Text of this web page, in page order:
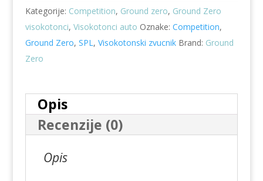
Kategorije: Competition, Ground zero, Ground Zero
visokotonci, Visokotonci auto Oznake: Competition,
Ground Zero, SPL, Visokotonski zvucnik Brand: Ground
Zero
Opis
Recenzije (0)
Opis